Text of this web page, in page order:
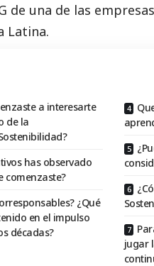
de una de las
Latina.
a interesarte
de la
has observado
comenzaste?
¿Qué
en el impulso
décadas?
jugar